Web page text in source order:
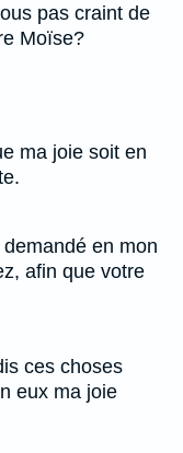
pas craint de
Moïse?
ma joie soit en
en mon
afin que votre
ces choses
eux ma joie